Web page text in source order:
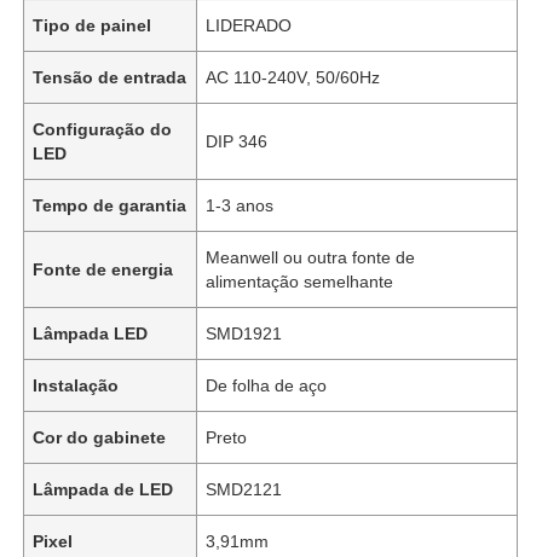
Tipo de painel LIDERADO
Tensão de entrada AC 110-240V, 50/60Hz
Configuração do
LED
DIP 346
Tempo de garantia 1-3 anos
Fonte de energia
Meanwell ou outra fonte de
alimentação semelhante
Lâmpada LED SMD1921
Instalação De folha de aço
Cor do gabinete Preto
Lâmpada de LED SMD2121
Pixel 3,91mm